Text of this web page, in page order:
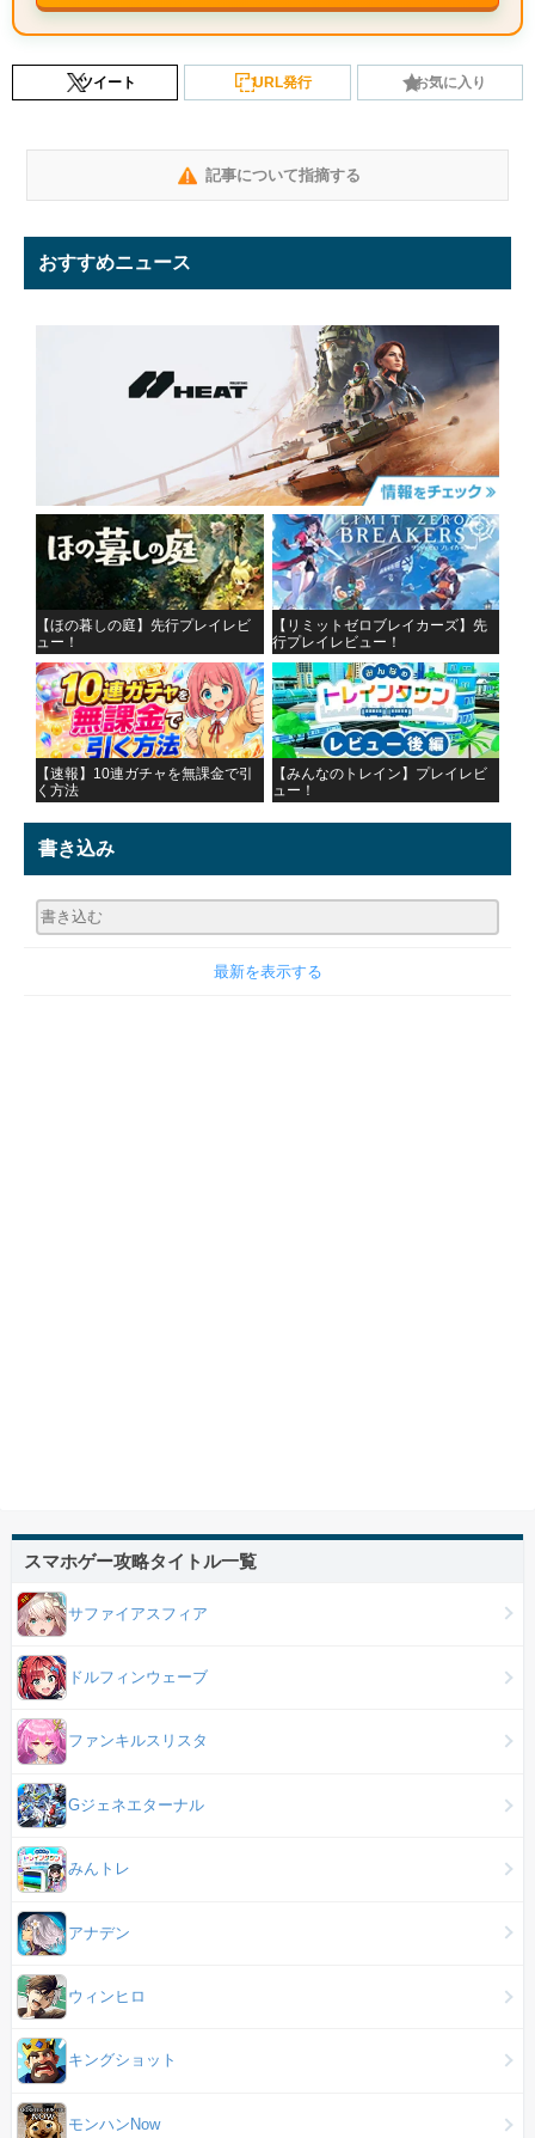
ツイート URL発行 お気に入り
記事について指摘する
おすすめニュース
【ほの暮しの庭】先行プレイレビ
ュー！
【リミットゼロブレイカーズ】先
行プレイレビュー！
【速報】10連ガチャを無課金で引
く方法
【みんなのトレイン】プレイレビ
ュー！
書き込み
最新を表示する
スマホゲー攻略タイトル一覧
サファイアスフィア
ドルフィンウェーブ
ファンキルスリスタ
Gジェネエターナル
みんトレ
アナデン
ウィンヒロ
キングショット
モンハンNow